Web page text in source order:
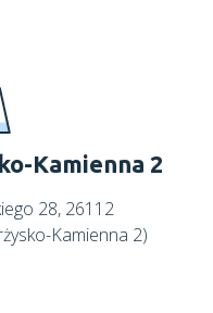
Kamienna 2
28, 26112
Kamienna 2)